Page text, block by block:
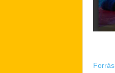
Forrás